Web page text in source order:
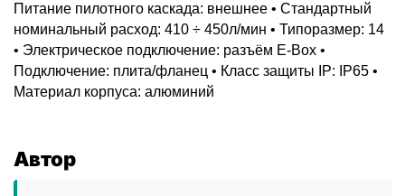
Питание пилотного каскада: внешнее • Стандартный
номинальный расход: 410 ÷ 450л/мин • Типоразмер: 14
• Электрическое подключение: разъём E-Box •
Подключение: плита/фланец • Класс защиты IP: IP65 •
Материал корпуса: алюминий
Автор